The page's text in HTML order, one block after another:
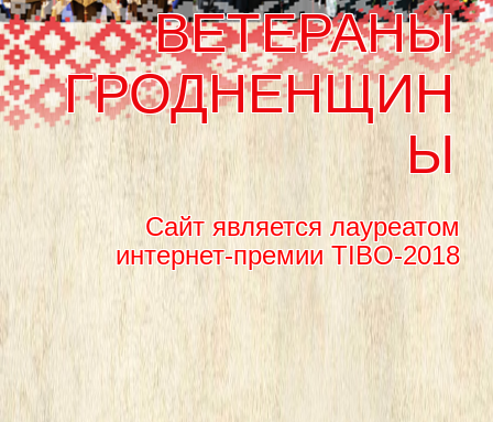
ВЕТЕРАНЫ
ГРОДНЕНЩИН
Ы
Сайт является лауреатом
интернет-премии TIBO-2018